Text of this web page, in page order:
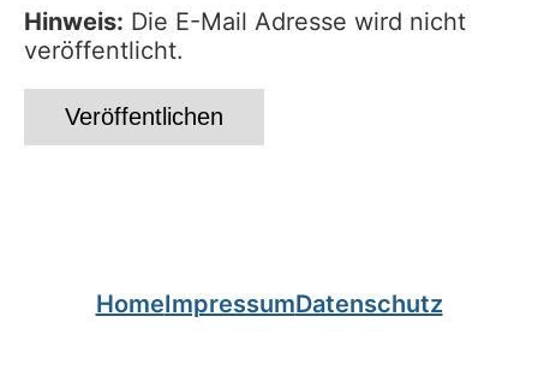
Hinweis: Die E-Mail Adresse wird nicht
veröffentlicht.
HomeImpressumDatenschutz